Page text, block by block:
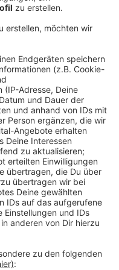
17:46
Unfall weiterhin
In dieser
sich nicht in der
Flugplatzfest
des LSC Dümpel.
das Verständnis und
Jahr für Jahr zu
auf der A45 in